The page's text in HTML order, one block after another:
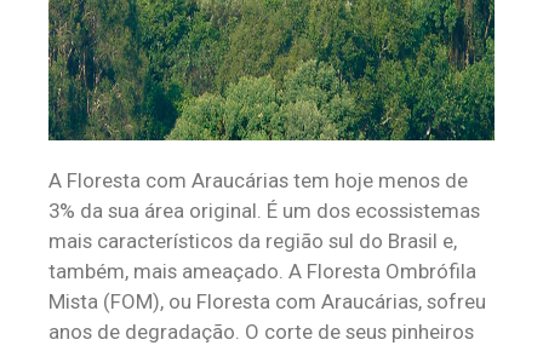
A Floresta com Araucárias tem hoje menos de
3% da sua área original. É um dos ecossistemas
mais característicos da região sul do Brasil e,
também, mais ameaçado. A Floresta Ombrófila
Mista (FOM), ou Floresta com Araucárias, sofreu
anos de degradação. O corte de seus pinheiros